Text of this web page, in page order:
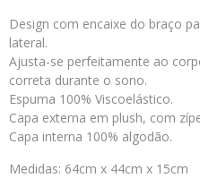
Design com encaixe do braço
lateral.
Ajusta-se perfeitamente ao
correta durante o sono.
Espuma 100% Viscoelástico.
Capa externa em plush, com
Capa interna 100% algodão.
Medidas: 64cm x 44cm x 15cm